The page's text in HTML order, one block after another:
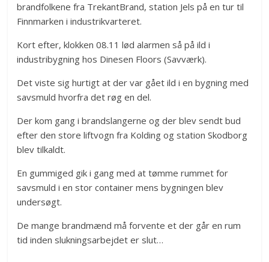
brandfolkene fra TrekantBrand, station Jels på en tur til
Finnmarken i industrikvarteret.
Kort efter, klokken 08.11 lød alarmen så på ild i
industribygning hos Dinesen Floors (Savværk).
Det viste sig hurtigt at der var gået ild i en bygning med
savsmuld hvorfra det røg en del.
Der kom gang i brandslangerne og der blev sendt bud
efter den store liftvogn fra Kolding og station Skodborg
blev tilkaldt.
En gummiged gik i gang med at tømme rummet for
savsmuld i en stor container mens bygningen blev
undersøgt.
De mange brandmænd må forvente et der går en rum
tid inden slukningsarbejdet er slut…